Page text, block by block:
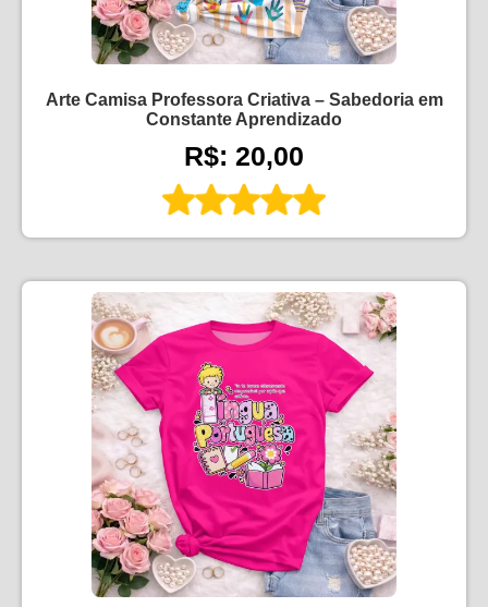
Arte Camisa Professora Criativa – Sabedoria em
Constante Aprendizado
R$: 20,00